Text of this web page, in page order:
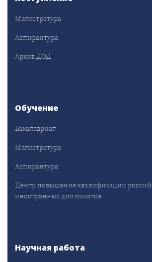
Магистратура
Аспирантура
Архив ДОД
Обучение
Бакалавриат
Магистратура
Аспирантура
Центр повышения квалификации
иностранных дипломатов
Научная работа